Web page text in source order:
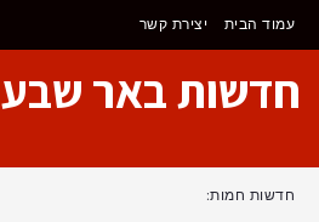
לתוכן
עמוד הבית יצירת קשר
חדשות באר שבע
חדשות חמות: